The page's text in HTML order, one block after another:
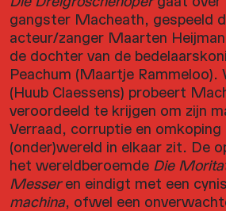
gangster Macheath, gespeeld
acteur/zanger Maarten
de dochter van de
Peachum (Maartje Rammeloo).
(Huub Claessens) probeert
veroordeeld te krijgen om zijn
Verraad, corruptie en omkoping
(onder)wereld in elkaar zit. De
het wereldberoemde Die
Messeren eindigt met een
machina, ofwel een